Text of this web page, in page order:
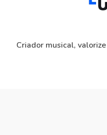
Criador musical,